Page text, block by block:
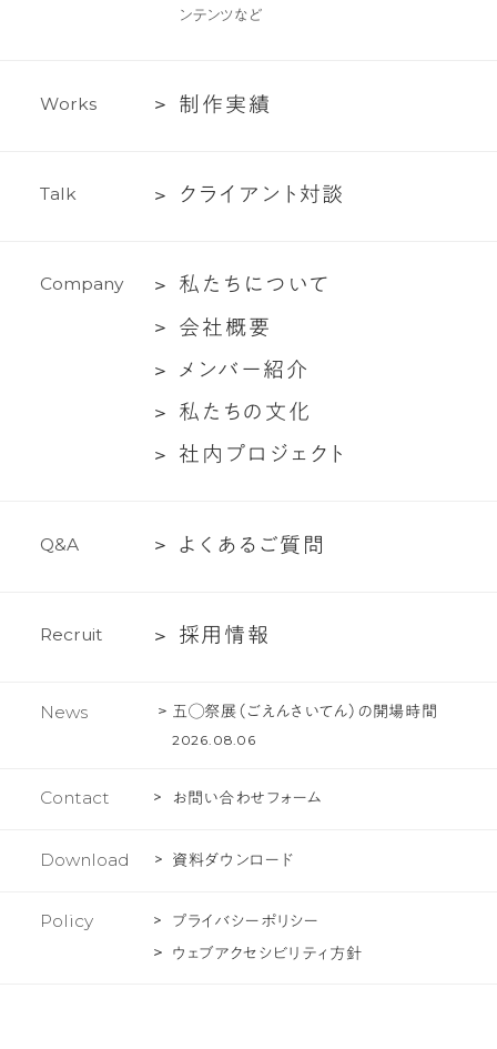
作・
テ
グ
ンテンツなど
Works
制
績
制作実績
Talk
ク
ア
ン
対
談
ク ラ イ ア ン ト 対談
Company
私
に
つ
私 た ち に つ いて
会
要
会社概要
メ
ー
メ ンバ ー紹介
私
文
私 た ちの 文化
社
ロ
ク
社 内 プロ ジ ェ ク ト
Q&A
よ
る
問
よ く あ る ご質 問
Recruit
採 採用 情報
News 五◯祭展（ごえんさいてん）の開場時間
2026.08.06
Contact お問い合わせフォーム
Download 資料ダウンロード
Policy
プライバシーポリシー
ウェブアクセシビリティ方針